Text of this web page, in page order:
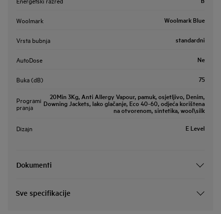
Woolmark Woolmark Blue
Vrsta bubnja standardni
AutoDose Ne
Buka (dB) 75
Programi
pranja
20Min 3Kg, Anti Allergy Vapour, pamuk, osjetljivo, Denim,
Downing Jackets, lako glačanje, Eco 40-60, odjeća korištena
na otvorenom, sintetika, wool\silk
Dizajn E Level
Dokumenti
Sve specifikacije